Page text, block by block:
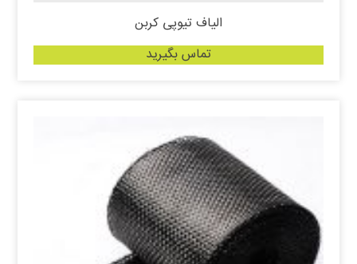
الیاف تیوپی کربن
تماس بگیرید